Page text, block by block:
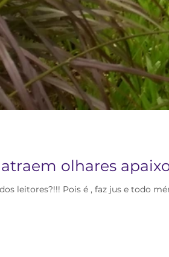
olhares
leitores?!!! Pois é , faz jus e todo